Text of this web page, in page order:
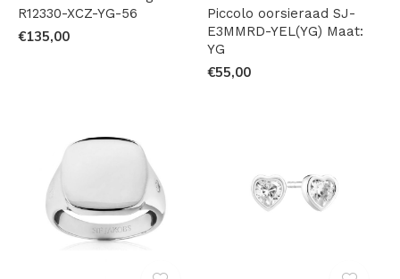
R12330-XCZ-YG-56
€135,00
Piccolo oorsieraad SJ-
E3MMRD-YEL(YG) Maat:
YG
€55,00